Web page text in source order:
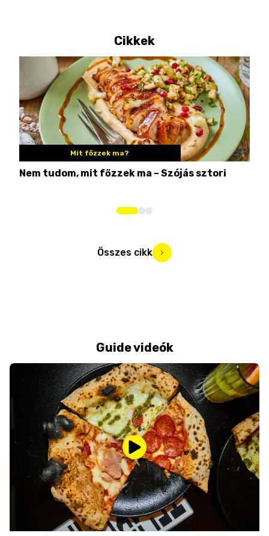
Cikkek
Mit főzzek ma?
Nem tudom, mit főzzek ma – Szójás sztori
Összes cikk
Guide videók